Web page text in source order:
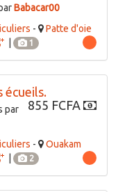
Babacar00
-
Patte d'oie
1
écueils.
855 FCFA
par
-
Ouakam
2